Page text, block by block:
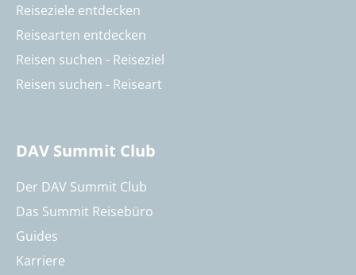
Reiseziele entdecken
Reisearten entdecken
Reisen suchen - Reiseziel
Reisen suchen - Reiseart
DAV Summit Club
Der DAV Summit Club
Das Summit Reisebüro
Guides
Karriere